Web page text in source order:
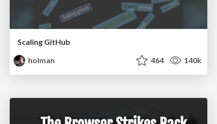
Scaling GitHub
holman
464 140k